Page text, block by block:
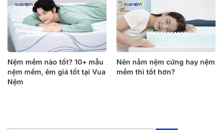
Nệm mềm nào tốt? 10+ mẫu
nệm mềm, êm giá tốt tại Vua
Nệm
Nên nằm nệm cứng hay nệm
mềm thì tốt hơn?